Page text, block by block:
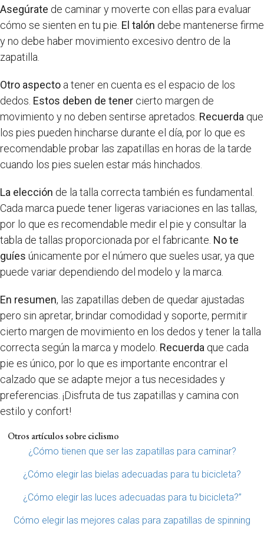
Asegúrate de caminar y moverte con ellas para evaluar
cómo se sienten en tu pie. El talón debe mantenerse firme
y no debe haber movimiento excesivo dentro de la
zapatilla.
Otro aspecto a tener en cuenta es el espacio de los
dedos. Estos deben de tener cierto margen de
movimiento y no deben sentirse apretados. Recuerda que
los pies pueden hincharse durante el día, por lo que es
recomendable probar las zapatillas en horas de la tarde
cuando los pies suelen estar más hinchados.
La elección de la talla correcta también es fundamental.
Cada marca puede tener ligeras variaciones en las tallas,
por lo que es recomendable medir el pie y consultar la
tabla de tallas proporcionada por el fabricante. No te
guíes únicamente por el número que sueles usar, ya que
puede variar dependiendo del modelo y la marca.
En resumen, las zapatillas deben de quedar ajustadas
pero sin apretar, brindar comodidad y soporte, permitir
cierto margen de movimiento en los dedos y tener la talla
correcta según la marca y modelo. Recuerda que cada
pie es único, por lo que es importante encontrar el
calzado que se adapte mejor a tus necesidades y
preferencias. ¡Disfruta de tus zapatillas y camina con
estilo y confort!
Otros artículos sobre ciclismo
¿Cómo tienen que ser las zapatillas para caminar?
¿Cómo elegir las bielas adecuadas para tu bicicleta?
¿Cómo elegir las luces adecuadas para tu bicicleta?”
Cómo elegir las mejores calas para zapatillas de spinning